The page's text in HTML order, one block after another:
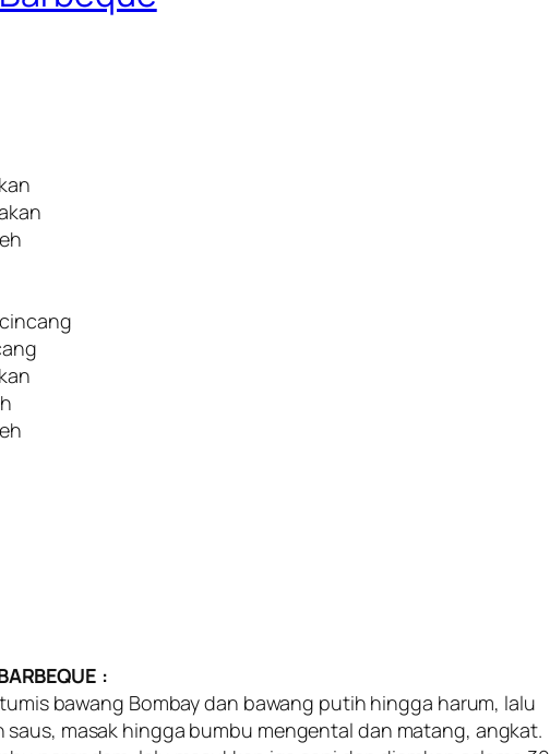
:
bawang Bombay dan bawang putih hingga harum, lalu
saus, masak hingga bumbu mengental dan matang, angkat.